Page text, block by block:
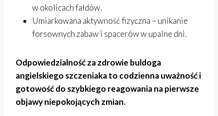
w okolicach fałdów.
Umiarkowana aktywność fizyczna – unikanie
forsownych zabaw i spacerów w upalne dni.
Odpowiedzialność za zdrowie buldoga
angielskiego szczeniaka to codzienna uważność i
gotowość do szybkiego reagowania na pierwsze
objawy niepokojących zmian.